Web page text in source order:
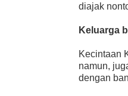
diajak
Keluarga
Kecintaan
namun,
dengan